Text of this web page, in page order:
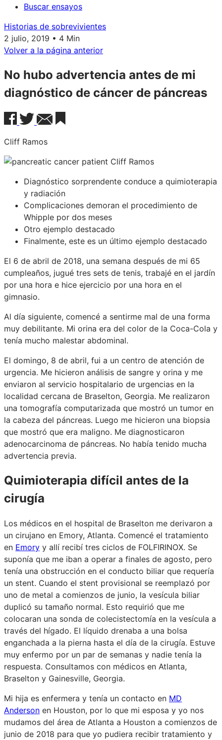
Buscar ensayos
Historias de sobrevivientes
2 julio, 2019 • 4 Min
Volver a la página anterior
No hubo advertencia antes de mi
diagnóstico de cáncer de páncreas
Cliff Ramos
Diagnóstico sorprendente conduce a quimioterapia
y radiación
Complicaciones demoran el procedimiento de
Whipple por dos meses
Otro ejemplo destacado
Finalmente, este es un último ejemplo destacado
El 6 de abril de 2018, una semana después de mi 65
cumpleaños, jugué tres sets de tenis, trabajé en el jardín
por una hora e hice ejercicio por una hora en el
gimnasio.
Al día siguiente, comencé a sentirme mal de una forma
muy debilitante. Mi orina era del color de la Coca-Cola y
tenía mucho malestar abdominal.
El domingo, 8 de abril, fui a un centro de atención de
urgencia. Me hicieron análisis de sangre y orina y me
enviaron al servicio hospitalario de urgencias en la
localidad cercana de Braselton, Georgia. Me realizaron
una tomografía computarizada que mostró un tumor en
la cabeza del páncreas. Luego me hicieron una biopsia
que mostró que era maligno. Me diagnosticaron
adenocarcinoma de páncreas. No había tenido mucha
advertencia previa.
Quimioterapia difícil antes de la
cirugía
Los médicos en el hospital de Braselton me derivaron a
un cirujano en Emory, Atlanta. Comencé el tratamiento
en Emory y allí recibí tres ciclos de FOLFIRINOX. Se
suponía que me iban a operar a finales de agosto, pero
tenía una obstrucción en el conducto biliar que requería
un stent. Cuando el stent provisional se reemplazó por
uno de metal a comienzos de junio, la vesícula biliar
duplicó su tamaño normal. Esto requirió que me
colocaran una sonda de colecistectomía en la vesícula a
través del hígado. El líquido drenaba a una bolsa
enganchada a la pierna hasta el día de la cirugía. Estuve
muy enfermo por un par de semanas y nadie tenía la
respuesta. Consultamos con médicos en Atlanta,
Braselton y Gainesville, Georgia.
Mi hija es enfermera y tenía un contacto en MD
Anderson en Houston, por lo que mi esposa y yo nos
mudamos del área de Atlanta a Houston a comienzos de
junio de 2018 para que yo pudiera recibir tratamiento y